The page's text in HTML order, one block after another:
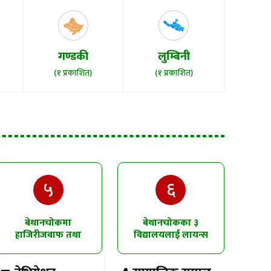
गण्डकी
(१ प्रकाशित)
लुम्बिनी
(१ प्रकाशित)
५
बेथानचोकमा
हाजिरीजवाफ तथा
६
बेथानचोकका ३
विद्यालयलाई लायन्स